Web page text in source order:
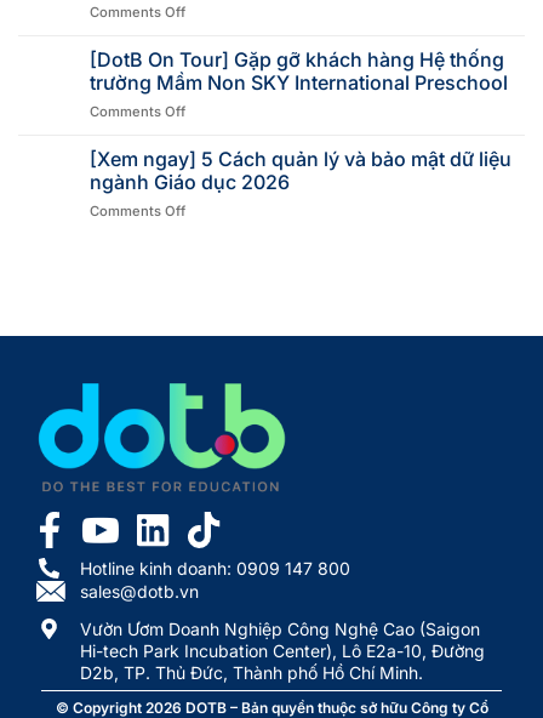
Comments Off
[DotB On Tour] Gặp gỡ khách hàng Hệ thống
trường Mầm Non SKY International Preschool
Comments Off
[Xem ngay] 5 Cách quản lý và bảo mật dữ liệu
ngành Giáo dục 2026
Comments Off
Hotline kinh doanh: 0909 147 800
sales@dotb.vn
Vườn Ươm Doanh Nghiệp Công Nghệ Cao (Saigon
Hi-tech Park Incubation Center), Lô E2a-10, Đường
D2b, TP. Thủ Đức, Thành phố Hồ Chí Minh.
© Copyright 2026 DOTB– Bản quyền thuộc sở hữu Công ty Cổ